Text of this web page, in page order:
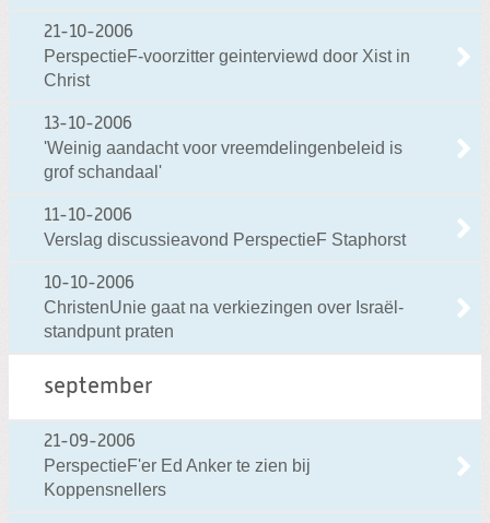
21-10-2006
PerspectieF-voorzitter geinterviewd door Xist in
Christ
13-10-2006
'Weinig aandacht voor vreemdelingenbeleid is
grof schandaal'
11-10-2006
Verslag discussieavond PerspectieF Staphorst
10-10-2006
ChristenUnie gaat na verkiezingen over Israël-
standpunt praten
september
21-09-2006
PerspectieF'er Ed Anker te zien bij
Koppensnellers